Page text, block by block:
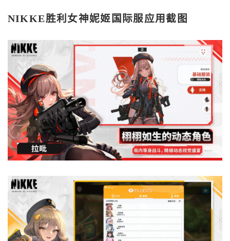
NIKKE胜利女神妮姬国际服应用截图